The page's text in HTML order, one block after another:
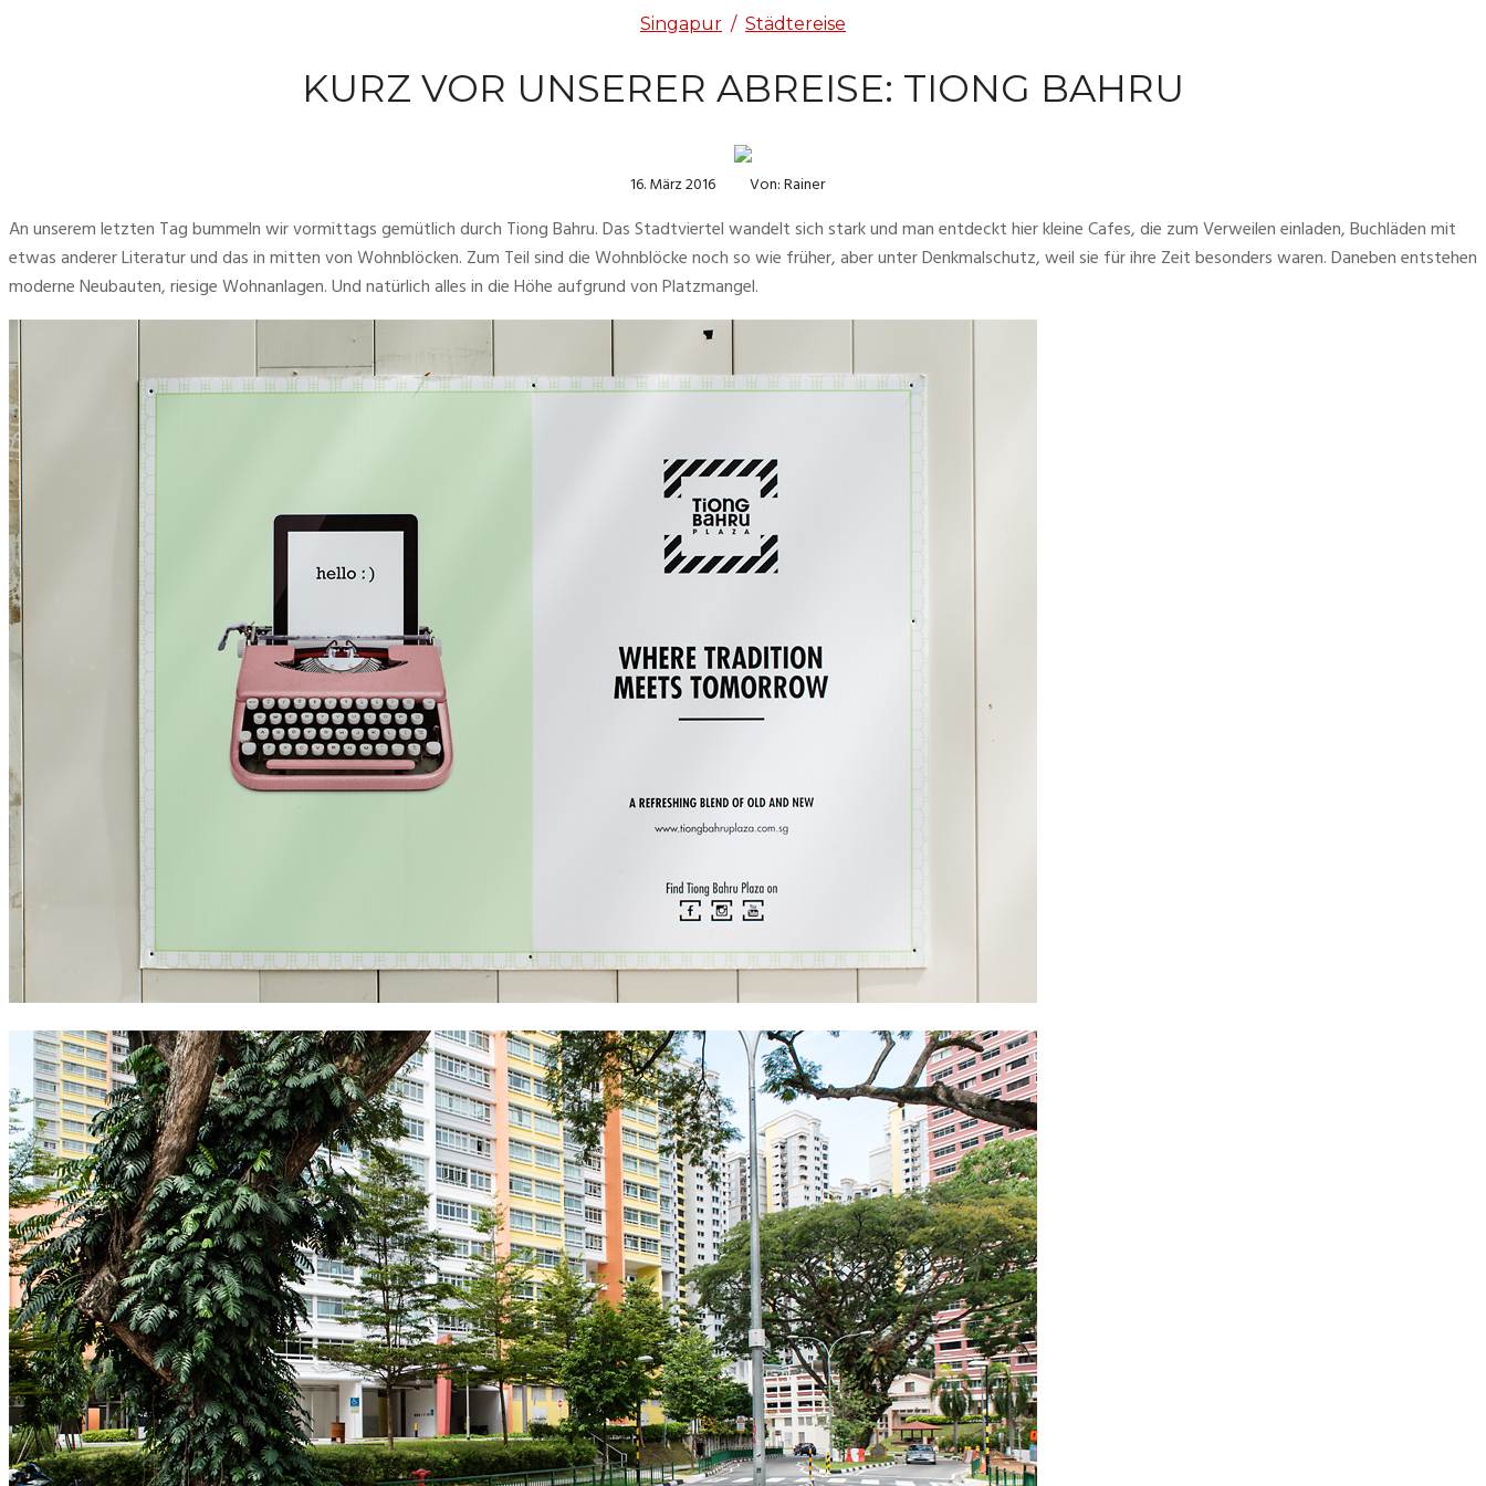
Singapur / Städtereise
KURZ VOR UNSERER ABREISE: TIONG BAHRU
16. März 2016 Von: Rainer
An unserem letzten Tag bummeln wir vormittags gemütlich durch Tiong Bahru. Das Stadtviertel wandelt sich stark und man entdeckt hier kleine Cafes, die zum Verweilen einladen, Buchläden mit
etwas anderer Literatur und das in mitten von Wohnblöcken. Zum Teil sind die Wohnblöcke noch so wie früher, aber unter Denkmalschutz, weil sie für ihre Zeit besonders waren. Daneben entstehen
moderne Neubauten, riesige Wohnanlagen. Und natürlich alles in die Höhe aufgrund von Platzmangel.